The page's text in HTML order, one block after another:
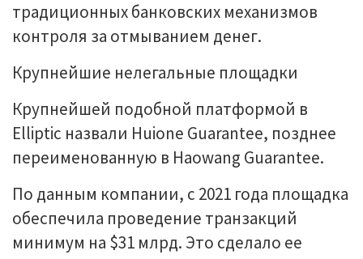
традиционных банковских механизмов
контроля за отмыванием денег.
Крупнейшие нелегальные площадки
Крупнейшей подобной платформой в
Elliptic назвали Huione Guarantee, позднее
переименованную в Haowang Guarantee.
По данным компании, с 2021 года площадка
обеспечила проведение транзакций
минимум на $31 млрд. Это сделало ее